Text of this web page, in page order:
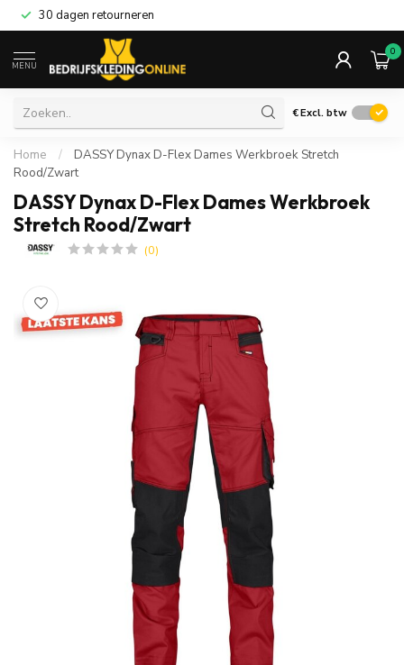
30 dagen retourneren
MENU
0
€Excl. btw
Home /
DASSY Dynax D-Flex Dames Werkbroek Stretch
Rood/Zwart
DASSY Dynax D-Flex Dames Werkbroek
Stretch Rood/Zwart
(0)